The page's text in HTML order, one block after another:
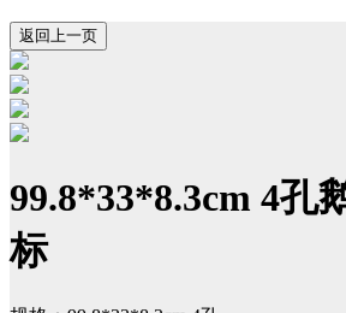
99.8*33*8.3cm 4孔
标